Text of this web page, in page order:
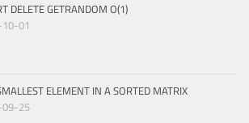
DELETE GETRANDOM O(1)
01
ELEMENT IN A SORTED MATRIX
25